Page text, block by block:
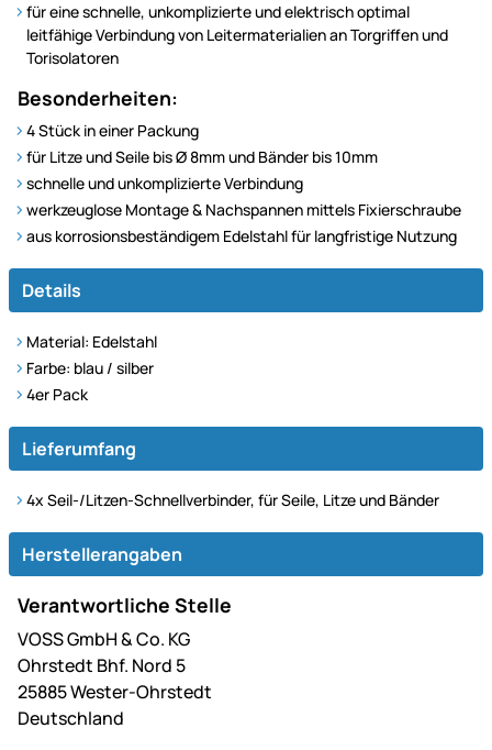
für eine schnelle, unkomplizierte und elektrisch optimal
leitfähige Verbindung von Leitermaterialien an Torgriffen und
Torisolatoren
Besonderheiten:
4 Stück in einer Packung
für Litze und Seile bis Ø 8mm und Bänder bis 10mm
schnelle und unkomplizierte Verbindung
werkzeuglose Montage & Nachspannen mittels Fixierschraube
aus korrosionsbeständigem Edelstahl für langfristige Nutzung
Details
Material: Edelstahl
Farbe: blau / silber
4er Pack
Lieferumfang
4x Seil-/Litzen-Schnellverbinder, für Seile, Litze und Bänder
Herstellerangaben
Verantwortliche Stelle
VOSS GmbH & Co. KG
Ohrstedt Bhf. Nord 5
25885 Wester-Ohrstedt
Deutschland